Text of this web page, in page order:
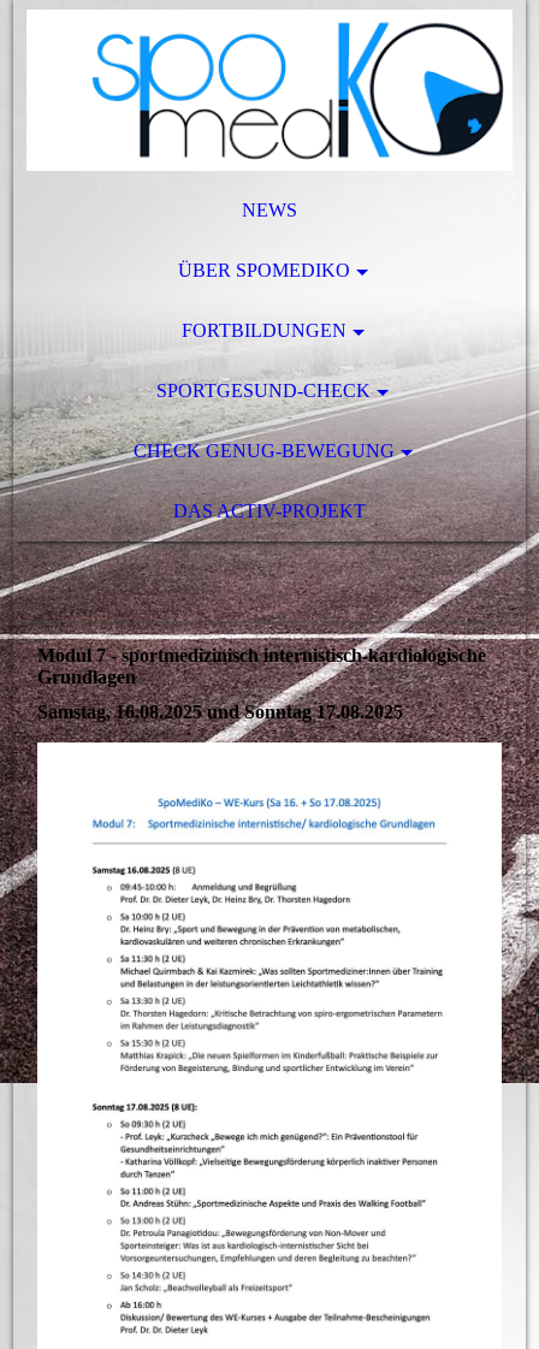
NEWS
ÜBER SPOMEDIKO
FORTBILDUNGEN
SPORTGESUND-CHECK
CHECK GENUG-BEWEGUNG
DAS ACTIV-PROJEKT
Modul 7 - sportmedizinisch internistisch-kardiologische
Grundlagen
Samstag, 16.08.2025 und Sonntag 17.08.2025